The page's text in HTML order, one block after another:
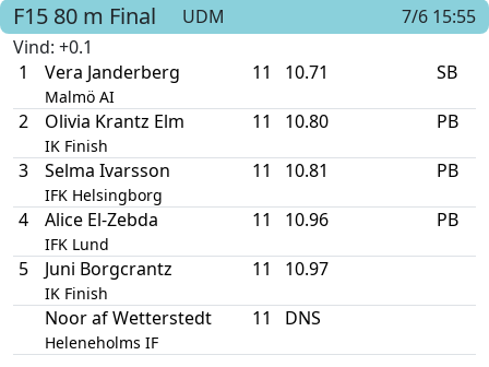
F15 80 m Final UDM
7/6 15:55
Vind: +0.1
1
Vera Janderberg
Malmö AI
11 10.71 SB
2 Olivia Krantz Elm
IK Finish
11 10.80 PB
3 Selma Ivarsson
IFK Helsingborg
11 10.81 PB
4 Alice El-Zebda
IFK Lund
11 10.96 PB
5 Juni Borgcrantz
IK Finish
11 10.97
Noor af Wetterstedt
Heleneholms IF
11 DNS